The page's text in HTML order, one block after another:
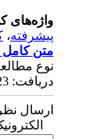
واژه‌های
پیشرفته،
متن کامل[PDF 1402 kb]
نوع
دریافت: 1397/1/23 | پذیرش: 1397/4/16
ارسال نظر